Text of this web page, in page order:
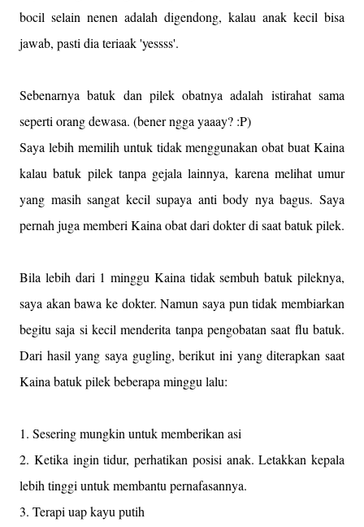
bocil selain nenen adalah digendong, kalau anak kecil bisa
jawab, pasti dia teriaak 'yessss'.
Sebenarnya batuk dan pilek obatnya adalah istirahat sama
seperti orang dewasa. (bener ngga yaaay? :P)
Saya lebih memilih untuk tidak menggunakan obat buat Kaina
kalau batuk pilek tanpa gejala lainnya, karena melihat umur
yang masih sangat kecil supaya anti body nya bagus. Saya
pernah juga memberi Kaina obat dari dokter di saat batuk pilek.
Bila lebih dari 1 minggu Kaina tidak sembuh batuk pileknya,
saya akan bawa ke dokter. Namun saya pun tidak membiarkan
begitu saja si kecil menderita tanpa pengobatan saat flu batuk.
Dari hasil yang saya gugling, berikut ini yang diterapkan saat
Kaina batuk pilek beberapa minggu lalu:
1. Sesering mungkin untuk memberikan asi
2. Ketika ingin tidur, perhatikan posisi anak. Letakkan kepala
lebih tinggi untuk membantu pernafasannya.
3. Terapi uap kayu putih